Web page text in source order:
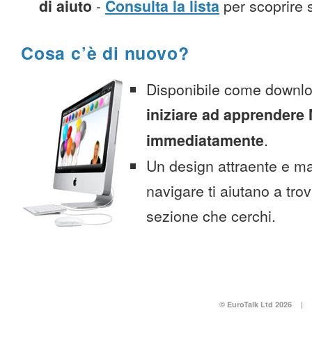
di aiuto - Consulta la lista per scoprire
Cosa c’è di nuovo?
Disponibile come
iniziare ad apprendere
immediatamente.
Un design attraente e
navigare ti aiutano a
sezione che cerchi.
© EuroTalk Ltd 2026 |